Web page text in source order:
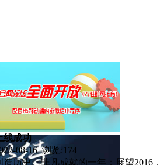
线成功
08-16 浏览:174
历史、非凡成就的一年；展望2016，